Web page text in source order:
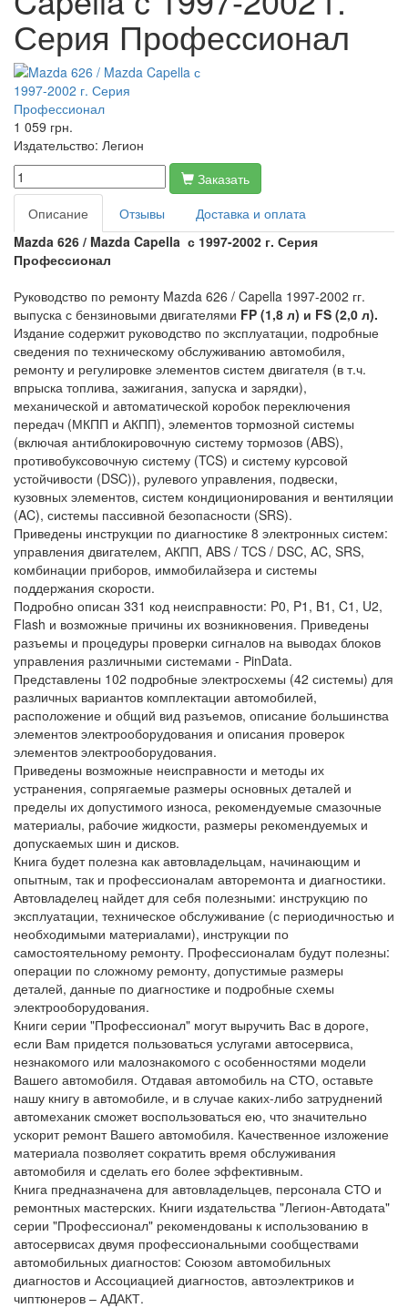
Серия Профессионал
1 059 грн.
Издательство: Легион
Заказать
Описание
Отзывы
Доставка и оплата
Mazda 626 / Mazda Capella с 1997-2002 г. Серия
Профессионал
Руководство по ремонту Mazda 626 / Capella 1997-2002 гг.
выпуска с бензиновыми двигателями FP (1,8 л) и FS (2,0 л).
Издание содержит руководство по эксплуатации, подробные
сведения по техническому обслуживанию автомобиля,
ремонту и регулировке элементов систем двигателя (в т.ч.
впрыска топлива, зажигания, запуска и зарядки),
механической и автоматической коробок переключения
передач (МКПП и АКПП), элементов тормозной системы
(включая антиблокировочную систему тормозов (ABS),
противобуксовочную систему (TCS) и систему курсовой
устойчивости (DSC)), рулевого управления, подвески,
кузовных элементов, систем кондиционирования и вентиляции
(AC), системы пассивной безопасности (SRS).
Приведены инструкции по диагностике 8 электронных систем:
управления двигателем, АКПП, ABS / TCS / DSC, AC, SRS,
комбинации приборов, иммобилайзера и системы
поддержания скорости.
Подробно описан 331 код неисправности: P0, P1, B1, C1, U2,
Flash и возможные причины их возникновения. Приведены
разъемы и процедуры проверки сигналов на выводах блоков
управления различными системами - PinData.
Представлены 102 подробные электросхемы (42 системы) для
различных вариантов комплектации автомобилей,
расположение и общий вид разъемов, описание большинства
элементов электрооборудования и описания проверок
элементов электрооборудования.
Приведены возможные неисправности и методы их
устранения, сопрягаемые размеры основных деталей и
пределы их допустимого износа, рекомендуемые смазочные
материалы, рабочие жидкости, размеры рекомендуемых и
допускаемых шин и дисков.
Книга будет полезна как автовладельцам, начинающим и
опытным, так и профессионалам авторемонта и диагностики.
Автовладелец найдет для себя полезными: инструкцию по
эксплуатации, техническое обслуживание (с периодичностью и
необходимыми материалами), инструкции по
самостоятельному ремонту. Профессионалам будут полезны:
операции по сложному ремонту, допустимые размеры
деталей, данные по диагностике и подробные схемы
электрооборудования.
Книги серии "Профессионал" могут выручить Вас в дороге,
если Вам придется пользоваться услугами автосервиса,
незнакомого или малознакомого с особенностями модели
Вашего автомобиля. Отдавая автомобиль на СТО, оставьте
нашу книгу в автомобиле, и в случае каких-либо затруднений
автомеханик сможет воспользоваться ею, что значительно
ускорит ремонт Вашего автомобиля. Качественное изложение
материала позволяет сократить время обслуживания
автомобиля и сделать его более эффективным.
Книга предназначена для автовладельцев, персонала СТО и
ремонтных мастерских. Книги издательства "Легион-Автодата"
серии "Профессионал" рекомендованы к использованию в
автосервисах двумя профессиональными сообществами
автомобильных диагностов: Союзом автомобильных
диагностов и Ассоциацией диагностов, автоэлектриков и
чиптюнеров – АДАКТ.